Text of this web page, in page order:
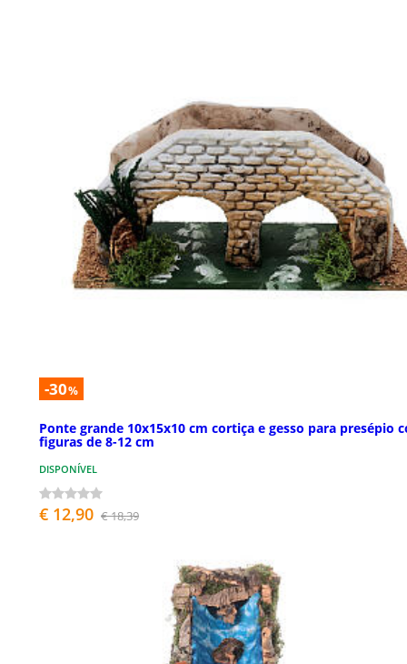
-30%
Ponte grande 10x15x10 cm cortiça e gesso para presépio
figuras de 8-12 cm
DISPONÍVEL
€ 12,90 € 18,39